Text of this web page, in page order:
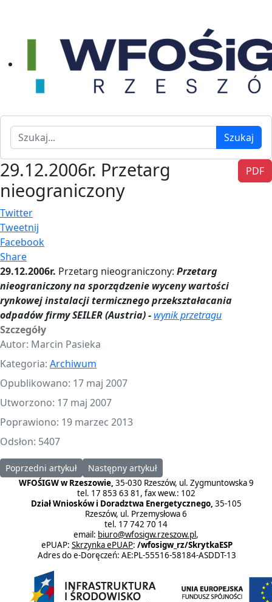
Szukaj Szukaj
PDF
29.12.2006r. Przetarg
nieograniczony
Twitter
Tweetnij
Facebook
Share
29.12.2006r. Przetarg nieograniczony: Przetarg
nieograniczony na sporządzenie wyceny wartości
rynkowej instalacji termicznego przekształacania
odpadów firmy SEILER (Austria) - wynik przetragu
Szczegóły
Autor: Marcin Pasieka
Kategoria: Archiwum
Opublikowano: 17 maj 2007
Utworzono: 17 maj 2007
Poprawiono: 19 marzec 2013
Odsłon: 5407
Poprzedni artykuł: 21.02.2007r. Przetarg nieograniczony
Poprzedni artykuł Następny artykuł: 28.05.2004r.
Następny artykuł
WFOŚIGW w Rzeszowie, 35-030 Rzeszów, ul. Zygmuntowska 9
tel. 17 853 63 81, fax wew.: 102
Dział Wniosków i Doradztwa Energetycznego, 35-105
Rzeszów, ul. Przemysłowa 6
tel. 17 742 70 14
email: biuro@wfosigw.rzeszow.pl,
ePUAP: Skrzynka ePUAP: /wfosigw_rz/SkrytkaESP
Adres do e-Doręczeń: AE:PL-55516-58184-ASDDT-13